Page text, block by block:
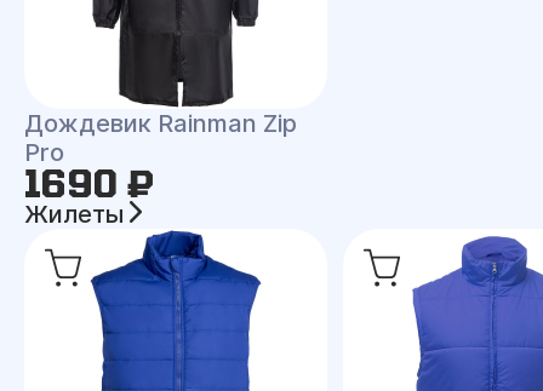
Дождевик Rainman Zip
Pro
1690 ₽
Жилеты